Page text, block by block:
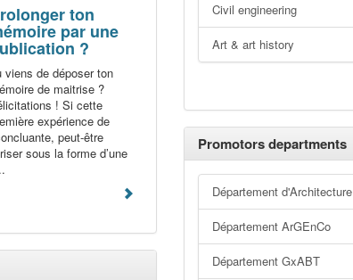
ton
par une
?
viens de déposer ton
de maitrise ?
! Si cette
expérience de
peut-être
sous la forme d’une
Civil engineering
Art & art history
Promotors departments
Département d'Architecture
Département ArGEnCo
Département GxABT